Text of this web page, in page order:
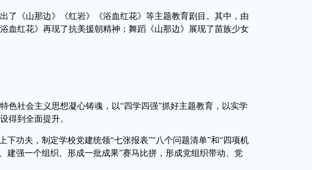
《山那边》《红岩》《浴血红花》等主题教育剧目。其中，由
血红花》再现了抗美援朝精神；舞蹈《山那边》展现了苗族少女
社会主义思想凝心铸魂，以“四学四强”抓好主题教育，以实学
得到全面提升。
功夫，制定学校党建统领“七张报表”“八个问题清单”和“四项机
建强一个组织、形成一批成果”赛马比拼，形成党组织带动、党